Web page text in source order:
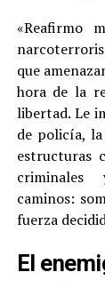
«Reafirmo
que
hora de la
libertad. Le
de policía,
estructuras
caminos:
fuerza
El